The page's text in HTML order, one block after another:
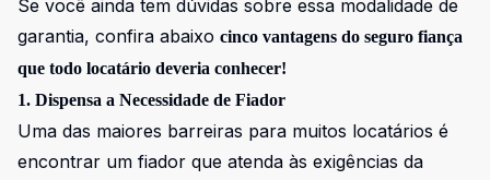
Se você ainda tem dúvidas sobre essa modalidade de
garantia, confira abaixo cinco vantagens do seguro fiança
que todo locatário deveria conhecer!
1. Dispensa a Necessidade de Fiador
Uma das maiores barreiras para muitos locatários é
encontrar um fiador que atenda às exigências da